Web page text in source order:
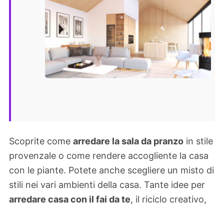
Scoprite come arredare la sala da pranzo in stile
provenzale o come rendere accogliente la casa
con le piante. Potete anche scegliere un misto di
stili nei vari ambienti della casa. Tante idee per
arredare casa con il fai da te, il riciclo creativo,